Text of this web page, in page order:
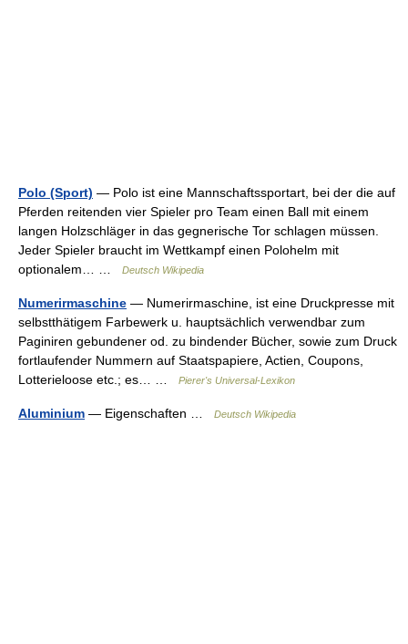
Polo (Sport) — Polo ist eine Mannschaftssportart, bei der die auf
Pferden reitenden vier Spieler pro Team einen Ball mit einem
langen Holzschläger in das gegnerische Tor schlagen müssen.
Jeder Spieler braucht im Wettkampf einen Polohelm mit
optionalem… …
Deutsch Wikipedia
Numerirmaschine — Numerirmaschine, ist eine Druckpresse mit
selbstthätigem Farbewerk u. hauptsächlich verwendbar zum
Paginiren gebundener od. zu bindender Bücher, sowie zum Druck
fortlaufender Nummern auf Staatspapiere, Actien, Coupons,
Lotterieloose etc.; es… …
Pierer's Universal-Lexikon
Aluminium — Eigenschaften … Deutsch Wikipedia